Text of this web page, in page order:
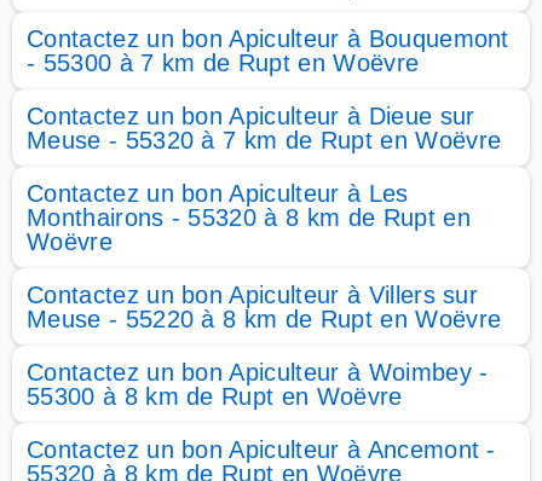
Contactez un bon Apiculteur à Bouquemont
- 55300 à 7 km de Rupt en Woëvre
Contactez un bon Apiculteur à Dieue sur
Meuse - 55320 à 7 km de Rupt en Woëvre
Contactez un bon Apiculteur à Les
Monthairons - 55320 à 8 km de Rupt en
Woëvre
Contactez un bon Apiculteur à Villers sur
Meuse - 55220 à 8 km de Rupt en Woëvre
Contactez un bon Apiculteur à Woimbey -
55300 à 8 km de Rupt en Woëvre
Contactez un bon Apiculteur à Ancemont -
55320 à 8 km de Rupt en Woëvre